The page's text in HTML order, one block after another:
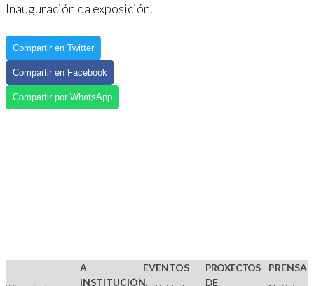
Inauguración da exposición.
Compartir en Twitter
Compartir en Facebook
Compartir por WhatsApp
A
INSTITUCIÓN
EVENTOS
PROXECTOS
DE
PRENSA